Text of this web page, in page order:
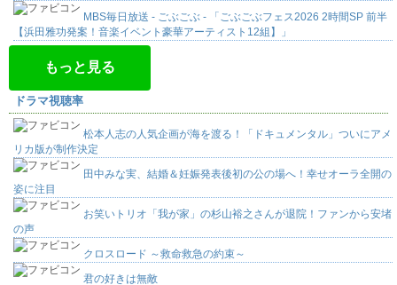
MBS毎日放送 - ごぶごぶ - 「ごぶごぶフェス2026 2時間SP 前半
【浜田雅功発案！音楽イベント豪華アーティスト12組】」
もっと見る
ドラマ視聴率
松本人志の人気企画が海を渡る！「ドキュメンタル」ついにアメ
リカ版が制作決定
田中みな実、結婚＆妊娠発表後初の公の場へ！幸せオーラ全開の
姿に注目
お笑いトリオ「我が家」の杉山裕之さんが退院！ファンから安堵
の声
クロスロード ～救命救急の約束～
君の好きは無敵